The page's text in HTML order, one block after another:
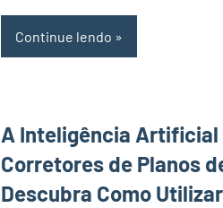
Continue lendo
A Inteligência Artificial
Corretores de Planos
Descubra Como